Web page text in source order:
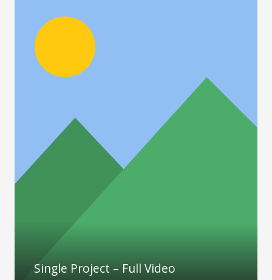
Single Project – Full Video